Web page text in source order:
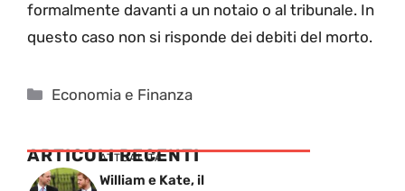
formalmente davanti a un notaio o al tribunale. In
questo caso non si risponde dei debiti del morto.
Categorie
Economia e Finanza
ARTICOLI RECENTI
ATTUALITÁ
William e Kate, il